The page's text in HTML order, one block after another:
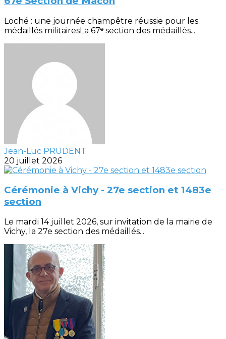
Loché : une journée champêtre réussie pour les
médaillés militairesLa 67ᵉ section des médaillés...
Jean-Luc PRUDENT
20 juillet 2026
Cérémonie à Vichy - 27e section et 1483e
section
Le mardi 14 juillet 2026, sur invitation de la mairie de
Vichy, la 27e section des médaillés...